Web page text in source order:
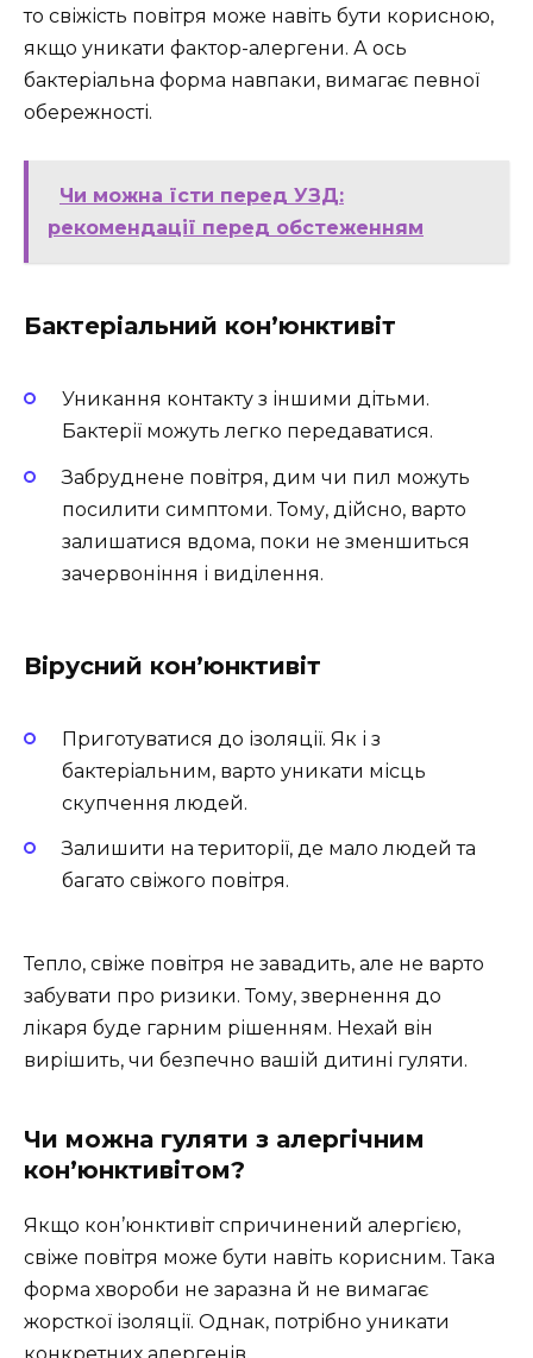
то свіжість повітря може навіть бути корисною,
якщо уникати фактор-алергени. А ось
бактеріальна форма навпаки, вимагає певної
обережності.
Чи можна їсти перед УЗД:
рекомендації перед обстеженням
Бактеріальний кон’юнктивіт
Уникання контакту з іншими дітьми.
Бактерії можуть легко передаватися.
Забруднене повітря, дим чи пил можуть
посилити симптоми. Тому, дійсно, варто
залишатися вдома, поки не зменшиться
зачервоніння і виділення.
Вірусний кон’юнктивіт
Приготуватися до ізоляції. Як і з
бактеріальним, варто уникати місць
скупчення людей.
Залишити на території, де мало людей та
багато свіжого повітря.
Тепло, свіже повітря не завадить, але не варто
забувати про ризики. Тому, звернення до
лікаря буде гарним рішенням. Нехай він
вирішить, чи безпечно вашій дитині гуляти.
Чи можна гуляти з алергічним
кон’юнктивітом?
Якщо кон’юнктивіт спричинений алергією,
свіже повітря може бути навіть корисним. Така
форма хвороби не заразна й не вимагає
жорсткої ізоляції. Однак, потрібно уникати